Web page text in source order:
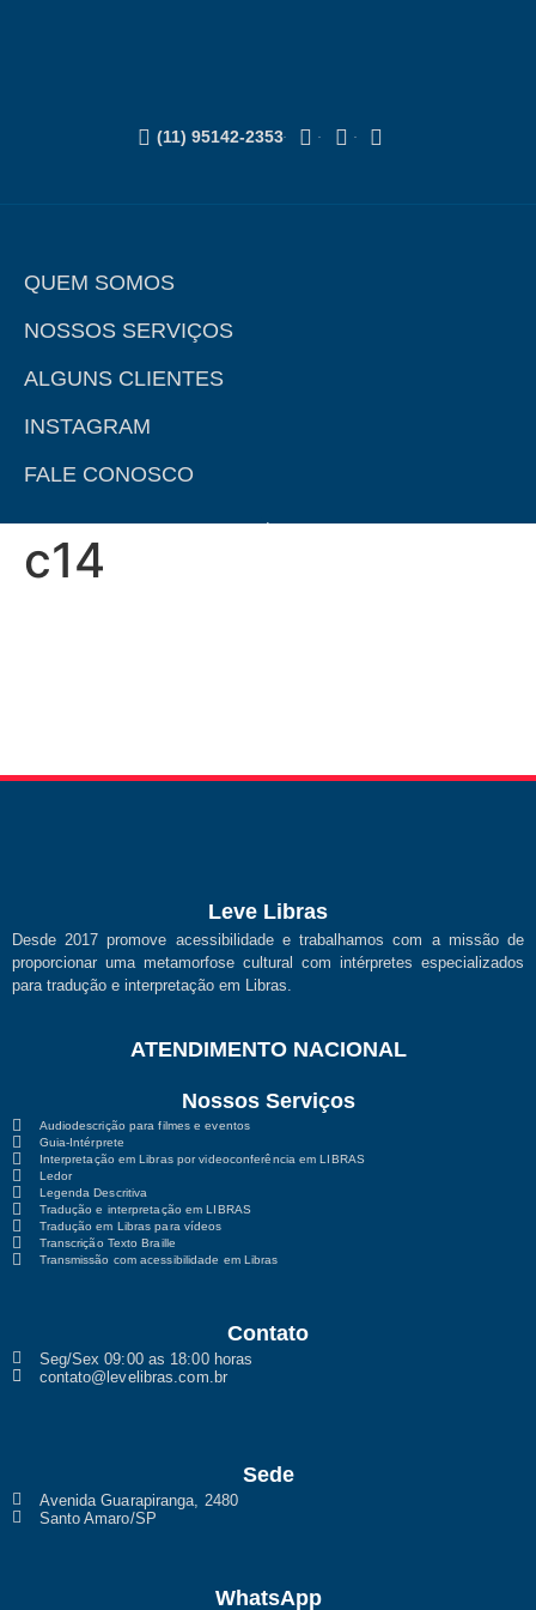
(11) 95142-2353
QUEM SOMOS
NOSSOS SERVIÇOS
ALGUNS CLIENTES
INSTAGRAM
FALE CONOSCO
c14
Leve Libras
Desde 2017 promove acessibilidade e trabalhamos com a missão de
proporcionar uma metamorfose cultural com intérpretes especializados
para tradução e interpretação em Libras.
ATENDIMENTO NACIONAL
Nossos Serviços
Audiodescrição para filmes e eventos
Guia-Intérprete
Interpretação em Libras por videoconferência em LIBRAS
Ledor
Legenda Descritiva
Tradução e interpretação em LIBRAS
Tradução em Libras para vídeos
Transcrição Texto Braille
Transmissão com acessibilidade em Libras
Contato
Seg/Sex 09:00 as 18:00 horas
contato@levelibras.com.br
Sede
Avenida Guarapiranga, 2480
Santo Amaro/SP
WhatsApp